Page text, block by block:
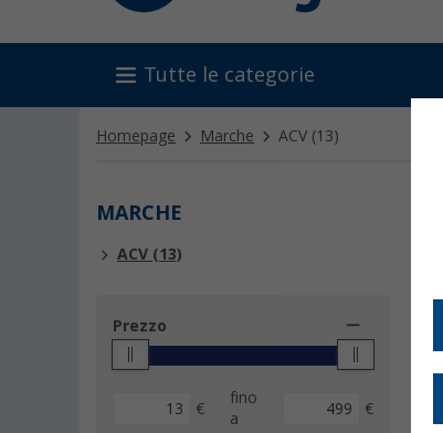
Tutte le categorie
Homepage Marche ACV (13)
MARCHE
ACV (13)
Prezzo
€
fino
a
€